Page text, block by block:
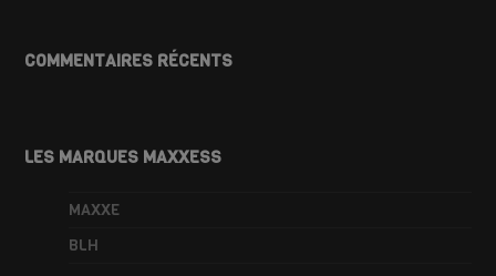
COMMENTAIRES RÉCENTS
LES MARQUES MAXXESS
MAXXE
BLH